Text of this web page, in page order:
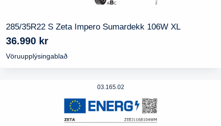
285/35R22 S Zeta Impero Sumardekk 106W XL
36.990 kr
Vöruupplýsingablað
03.165.02